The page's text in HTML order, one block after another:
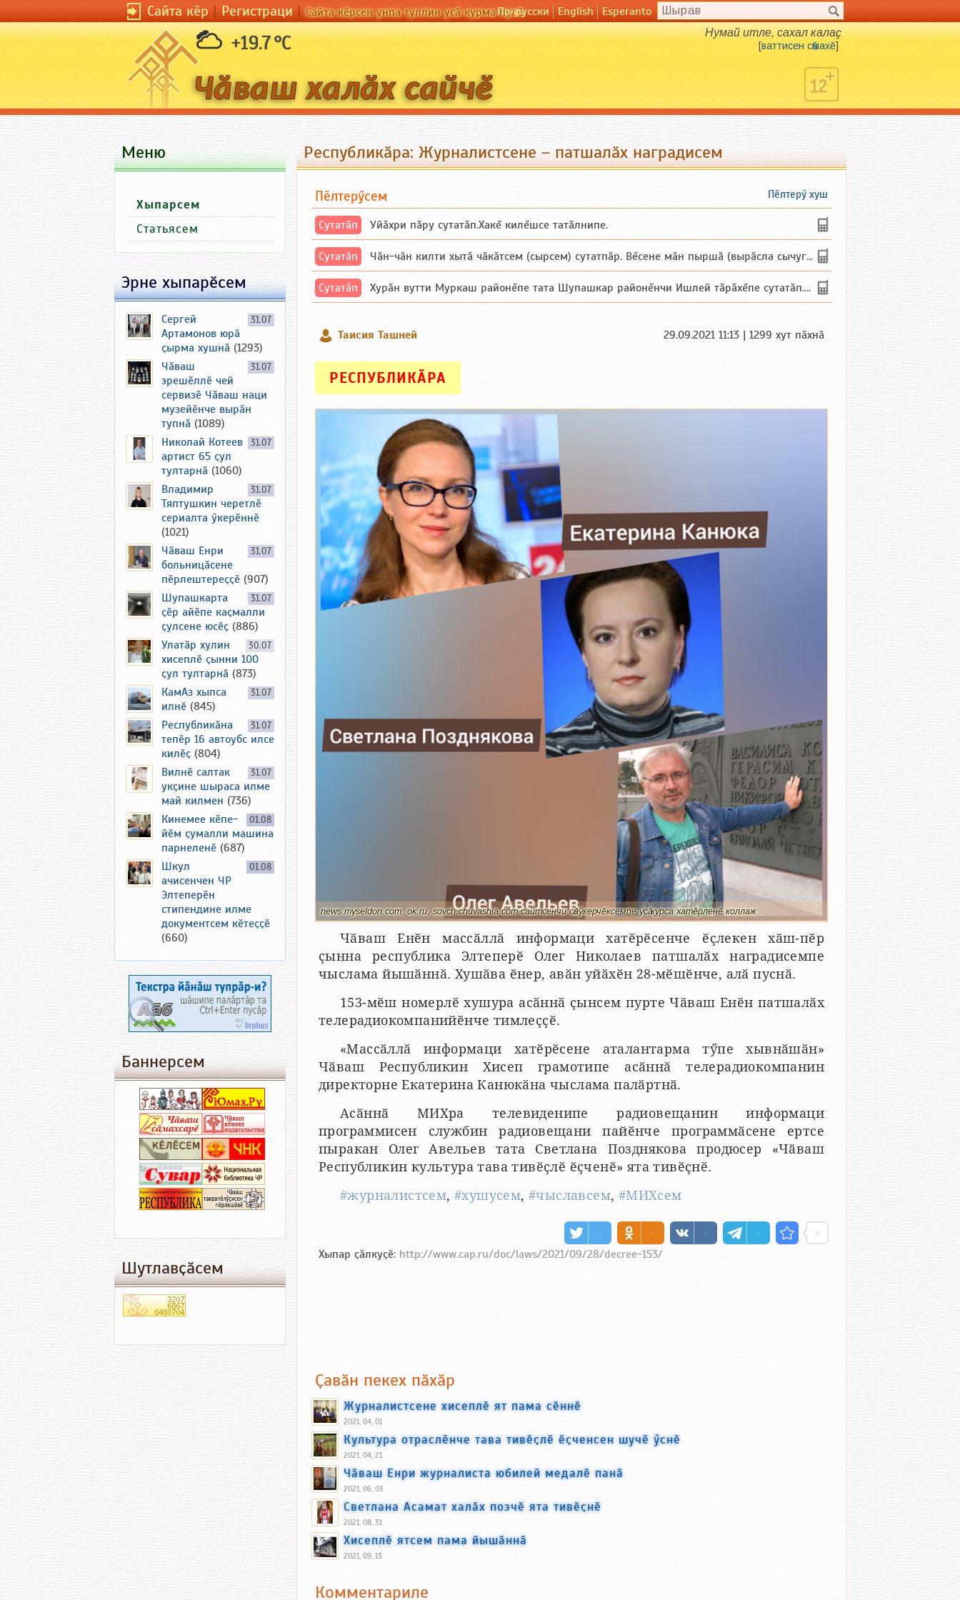
Сайта кӗр|Регистраци|Сайта кӗрсен унпа туллин усӑ курма пулӗПо-русски English Esperanto
+19.7 °C Нумай итле, сахал калаҫ.
[ваттисен сӑмахӗ]
Республикӑра: Журналистсене – патшалӑх наградисем
Пӗлтерӳ хуш
Пӗлтерӳсем
Сутатӑп Уйăхри пăру сутатăп.Хакĕ килĕшсе татăлнипе.
Сутатӑп Чăн-чăн килти хытă чăкăтсем (сырсем) сутатпăр. Вĕсене мăн пыршă (вырăсла сычуг) ...
Сутатӑп Хурăн вутти Муркаш районĕпе тата Шупашкар районĕнчи Ишлей тăрăхĕпе сутатăп. Ха...
Таисия Ташней 29.09.2021 11:13 | 1299 хут пӑхнӑ
РЕСПУБЛИКӐРА
news.myseldon.com, ok.ru, sovch.chuvashia.com сайтсенчи сӑнӳкерчӗксемпе усӑ курса хатӗрленӗ коллаж
Чӑваш Енӗн массӑллӑ информаци хатӗрӗсенче ӗҫлекен хӑш-пӗр
ҫынна республика Элтеперӗ Олег Николаев патшалӑх наградисемпе
чыслама йышӑннӑ. Хушӑва ӗнер, авӑн уйӑхӗн 28-мӗшӗнче, алӑ пуснӑ.
153-мӗш номерлӗ хушура асӑннӑ ҫынсем пурте Чӑваш Енӗн патшалӑх
телерадиокомпанийӗнче тимлеҫҫӗ.
«Массӑллӑ информаци хатӗрӗсене аталантарма тӳпе хывнӑшӑн»
Чӑваш Республикин Хисеп грамотипе асӑннӑ телерадиокомпанин
директорне Екатерина Канюкӑна чыслама палӑртнӑ.
Асӑннӑ МИХра телевиденипе радиовещанин информаци
программисен службин радиовещани пайӗнче программӑсене ертсе
пыракан Олег Авельев тата Светлана Позднякова продюсер «Чӑваш
Республикин культура тава тивӗҫлӗ ӗҫченӗ» ята тивӗҫнӗ.
#журналистсем,#хушусем,#чыславсем, #МИХсем
Хыпар ҫӑлкуҫӗ: http://www.cap.ru/doc/laws/2021/09/28/decree-153/
Ҫавӑн пекех пӑхӑр
Журналистсене хисеплӗ ят пама сӗннӗ
2021, 04, 01
Культура отраслӗнче тава тивӗҫлӗ ӗҫченсен шучӗ ӳснӗ
2021, 04, 21
Чӑваш Енри журналиста юбилей медалӗ панӑ
2021, 06, 03
Светлана Асамат халӑх поэчӗ ята тивӗҫнӗ
2021, 08, 31
Хисеплӗ ятсем пама йышӑннӑ
2021, 09, 13
Комментариле
Меню
Хыпарсем
Статьясем
Эрне хыпарӗсем
31.07
Сергей
Артамонов юрӑ
ҫырма хушнӑ (1293)
31.07
Чӑваш
эрешӗллӗ чей
сервизӗ Чӑваш наци
музейӗнче вырӑн
тупнӑ (1089)
31.07
Николай Котеев
артист 65 ҫул
тултарнӑ (1060)
31.07
Владимир
Тяптушкин черетлӗ
сериалта ӳкерӗннӗ
(1021)
31.07
Чӑваш Енри
больницӑсене
пӗрлештереҫҫӗ (907)
31.07
Шупашкарта
ҫӗр айӗпе каҫмалли
ҫулсене юсӗҫ (886)
30.07
Улатӑр хулин
хисеплӗ ҫынни 100
ҫул тултарнӑ (873)
31.07
КамАз хыпса
илнӗ (845)
31.07
Республикӑна
тепӗр 16 автоубс илсе
килӗҫ (804)
31.07
Вилнӗ салтак
укҫине шыраса илме
май килмен (736)
01.08
Кинемее кӗпе-
йӗм ҫумалли машина
парнеленӗ (687)
01.08
Шкул
ачисенчен ЧР
Элтеперӗн
стипендине илме
документсем кӗтеҫҫӗ
(660)
Баннерсем
Шутлавҫӑсем